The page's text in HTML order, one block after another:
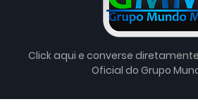
Click aqui e converse
Oficial do Grupo